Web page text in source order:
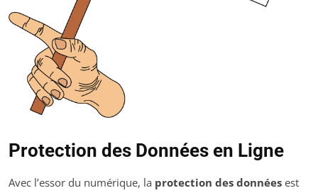
Protection des Données en Ligne
Avec l’essor du numérique, la protection des données est